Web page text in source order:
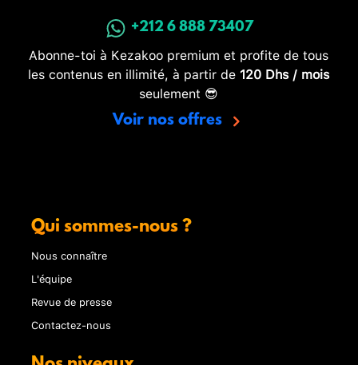
+212 6 888 73407
Abonne-toi à Kezakoo premium et profite de tous
les contenus en illimité, à partir de 120 Dhs / mois
seulement 😎
Voir nos offres
Qui sommes-nous ?
Nous connaître
L'équipe
Revue de presse
Contactez-nous